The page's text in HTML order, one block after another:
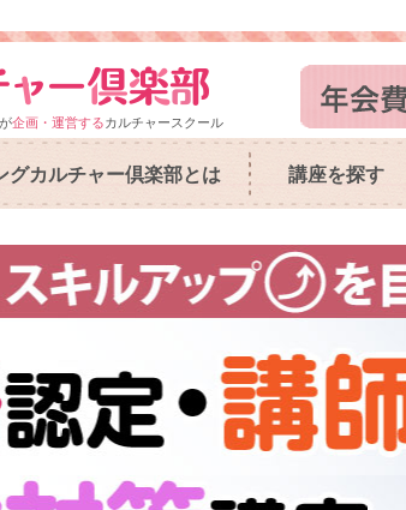
が企画・運営するカルチャースクール
グカルチャー倶楽部とは 講座を探す